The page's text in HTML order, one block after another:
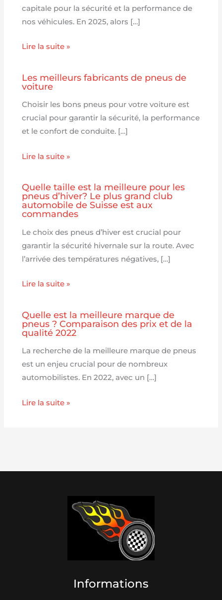
capitale pour la sécurité et la performance de
nos véhicules. En 2025, alors […]
Lire la suite »
Les meilleurs fabricants de pneus de
voiture
Choisir les bons pneus pour votre voiture est
crucial pour garantir la sécurité, la performance
et le confort de conduite. […]
Lire la suite »
Quelle taille est la meilleure pour les
pneus d’hiver? Le plus grand club
automobile de Suisse est aux
commandes
Le choix des pneus d’hiver est crucial pour
garantir la sécurité hivernale sur la route. Avec
l’arrivée des températures négatives, […]
Lire la suite »
Quelle est la meilleure marque de
pneus ? Comparaison des prix et de la
qualité 2022
La recherche de la meilleure marque de pneus
est un enjeu crucial pour de nombreux
automobilistes. En 2022, avec un […]
Lire la suite »
Informations